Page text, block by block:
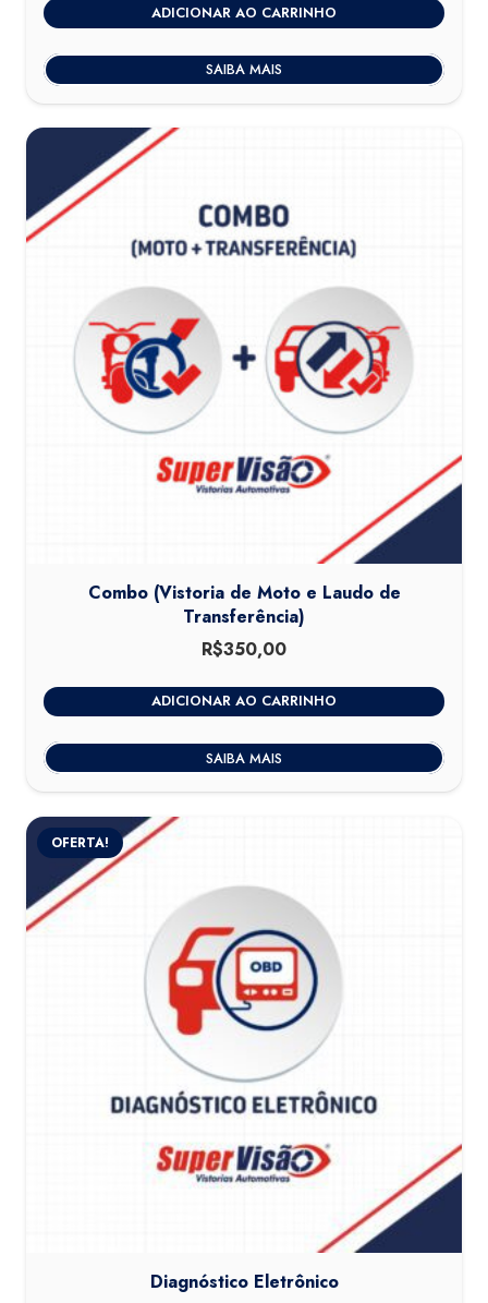
ADICIONAR AO CARRINHO
SAIBA MAIS
Combo (Vistoria de Moto e Laudo de
Transferência)
R$350,00
ADICIONAR AO CARRINHO
SAIBA MAIS
OFERTA!
Diagnóstico Eletrônico